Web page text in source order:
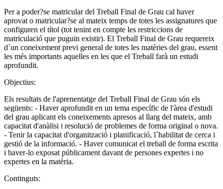
Per a poder?se matricular del Treball Final de Grau cal haver
aprovat o matricular?se al mateix temps de totes les assignatures que
configuren el títol (tot tenint en compte les restriccions de
matriculació que puguin existir). El Treball Final de Grau requereix
d´un coneixement previ general de totes les matèries del grau, essent
les més importants aquelles en les que el Treball farà un estudi
aprofundit.
Objectius:
Els resultats de l'aprenentatge del Treball Final de Grau són els
següents: - Haver aprofundit en un tema específic de l'àrea d'estudi
del grau aplicant els coneixements apresos al llarg del mateix, amb
capacitat d'anàlisi i resolució de problemes de forma original o nova.
- Tenir la capacitat d'organització i planificació, l´habilitat de cerca i
gestió de la informació. - Haver comunicat el treball de forma escrita
i haver-lo exposat públicament davant de persones expertes i no
expertes en la matèria.
Continguts: